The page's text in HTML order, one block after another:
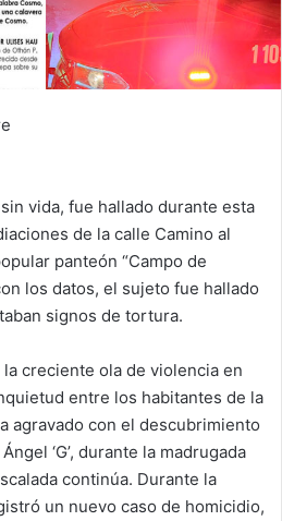
vida, fue hallado durante esta
de la calle Camino al
panteón “Campo de
los datos, el sujeto fue hallado
signos de tortura.
creciente ola de violencia en
entre los habitantes de la
agravado con el descubrimiento
‘G’, durante la madrugada
continúa. Durante la
un nuevo caso de homicidio,